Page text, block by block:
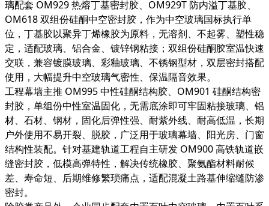
璃配套 OM929 热熔丁基密封胶、OM929T 防内溢丁基胶、
OM618 双组份硅酮中空密封胶，作为中空玻璃国标执行单
位，丁基胶以聚异丁烯橡胶为原料，无溶剂、不起雾、塑性稳
定，适配玻璃、铝合金、镀锌钢粘接；双组份硅酮胶室温快速
交联，兼容镀膜玻璃、彩釉玻璃、不锈钢型材，双层密封搭配
使用，大幅提升中空玻璃气密性、保温隔音效果。
工程幕墙主推 OM995 中性硅酮结构胶、OM901 硅酮结构密
封胶，单组份中性室温固化，无需底涂即可牢固粘接玻璃、铝
材、石材、钢材，固化后弹性强、耐紫外线、耐高低温，长期
户外使用不易开裂、脱胶，广泛用于玻璃幕墙、阳光房、门窗
结构性装配。针对基建轨道工程自主研发 OM900 高铁轨道嵌
缝密封胶，低模高弹特性，解决传统橡胶、聚氨酯材料耐候
差、寿命短、后期维修繁琐痛点，适配混凝土路基伸缩缝防渗
密封。